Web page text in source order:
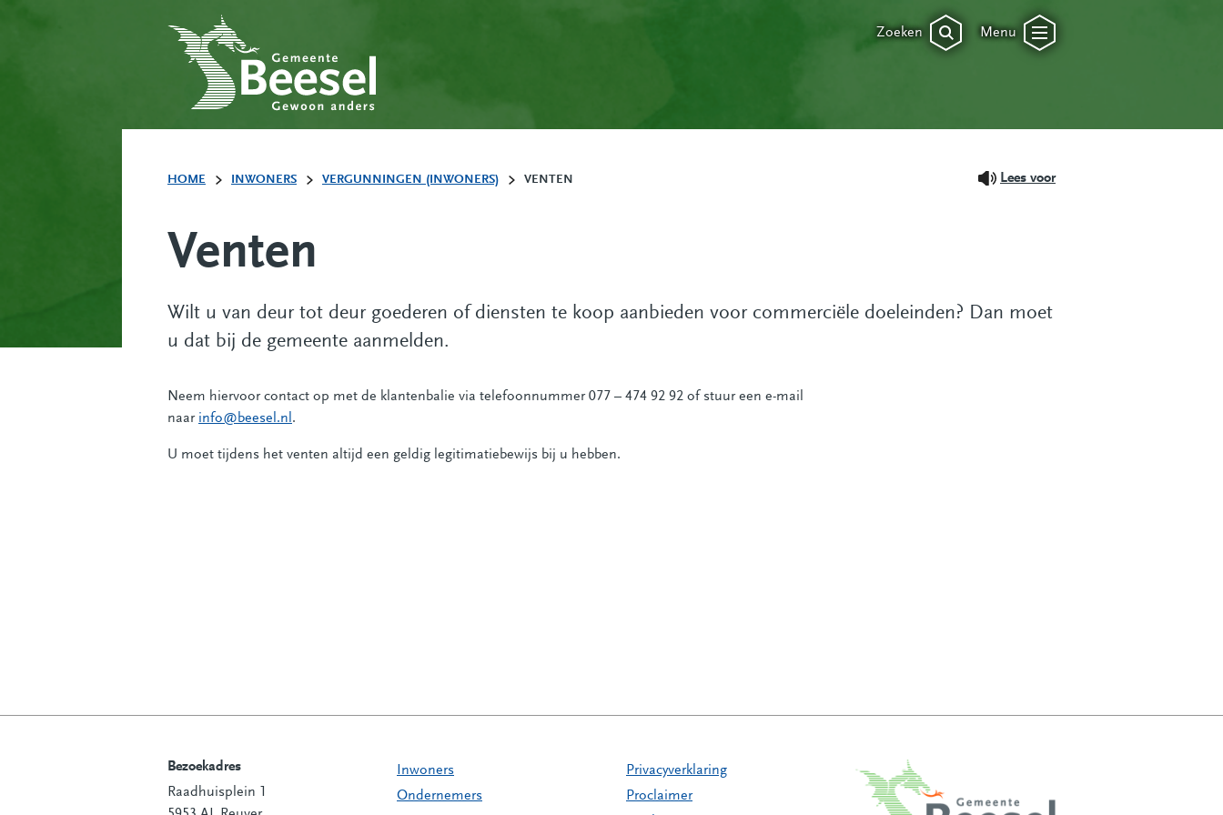
Zoeken Menu
HOME INWONERS VERGUNNINGEN (INWONERS) VENTEN Lees voor
Venten
Wilt u van deur tot deur goederen of diensten te koop aanbieden voor commerciële doeleinden? Dan moet
u dat bij de gemeente aanmelden.
Neem hiervoor contact op met de klantenbalie via telefoonnummer 077 – 474 92 92 of stuur een e-mail
naar info@beesel.nl.
U moet tijdens het venten altijd een geldig legitimatiebewijs bij u hebben.
Contactinformatie
Bezoekadres
Raadhuisplein 1
Inwoners
Ondernemers
Privacyverklaring
Proclaimer